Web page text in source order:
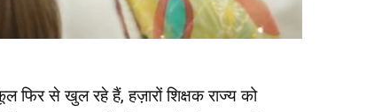
फिर से खुल रहे हैं, हज़ारों शिक्षक राज्य को